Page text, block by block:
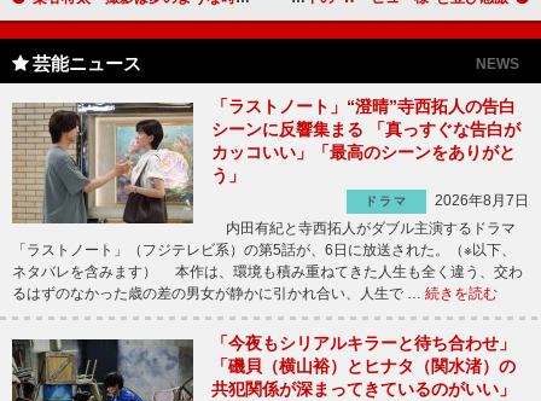
芸能ニュース NEWS
「ラストノート」“澄晴”寺西拓人の告白
シーンに反響集まる 「真っすぐな告白が
カッコいい」「最高のシーンをありがと
う」
ドラマ
2026年8月7日
内田有紀と寺西拓人がダブル主演するドラマ
「ラストノート」（フジテレビ系）の第5話が、6日に放送された。（※以下、
ネタバレを含みます） 本作は、環境も積み重ねてきた人生も全く違う、交わ
るはずのなかった歳の差の男女が静かに引かれ合い、人生で … 続きを読む
「今夜もシリアルキラーと待ち合わせ」
「磯貝（横山裕）とヒナタ（関水渚）の
共犯関係が深まってきているのがいい」